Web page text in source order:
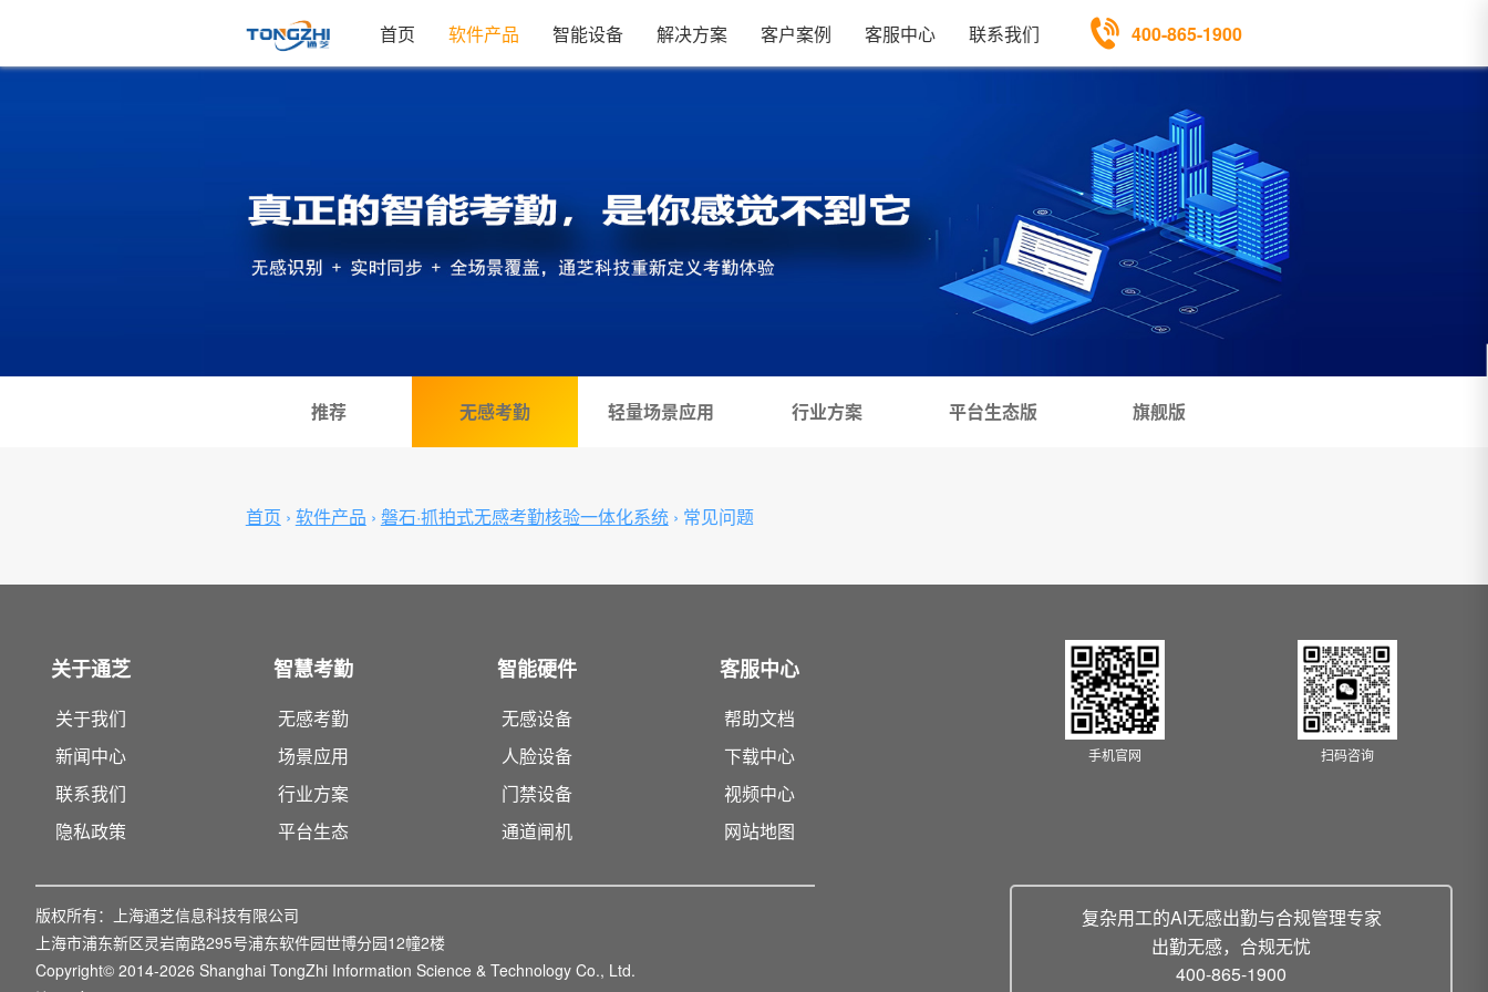
首页 软件产品 智能设备 解决方案 客户案例 客服中心 联系我们 400-865-1900
推荐 无感考勤 轻量场景应用 行业方案 平台生态版 旗舰版
首页 › 软件产品 › 磐石·抓拍式无感考勤核验一体化系统› 常见问题
关于通芝
关于我们
新闻中心
联系我们
隐私政策
智慧考勤
无感考勤
场景应用
行业方案
平台生态
智能硬件
无感设备
人脸设备
门禁设备
通道闸机
客服中心
帮助文档
下载中心
视频中心
网站地图
手机官网 扫码咨询
版权所有：
上海通芝信息科技有限公司
上海市浦东新区灵岩南路295号浦东软件园世博分园12幢2楼
Copyright© 2014-2026 Shanghai TongZhi Information Science & Technology Co., Ltd.
复杂用工的AI无感出勤与合规管理专家
出勤无感，合规无忧
400-865-1900